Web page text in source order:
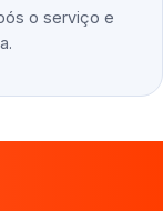
o serviço e